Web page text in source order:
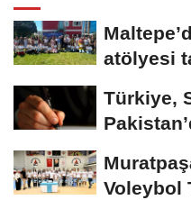
atölyesi
Türkiye,
Voleybol